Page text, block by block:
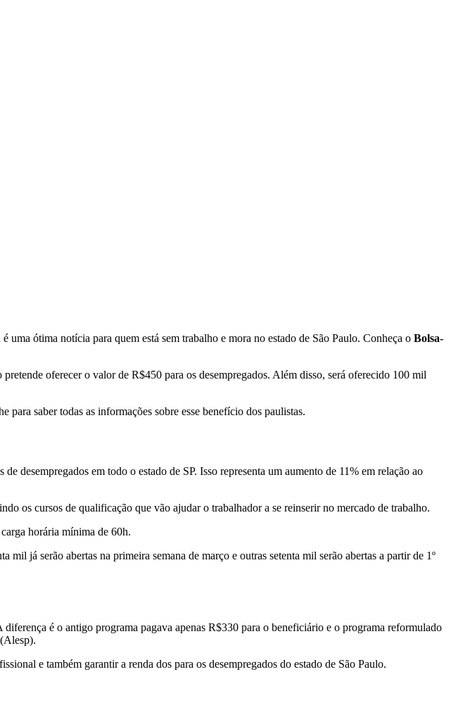
ótima notícia para quem está sem trabalho e mora no estado de São Paulo. Conheça o Bolsa-
oferecer o valor de R$450 para os desempregados. Além disso, será oferecido 100 mil
saber todas as informações sobre esse benefício dos paulistas.
desempregados em todo o estado de SP. Isso representa um aumento de 11% em relação ao
os cursos de qualificação que vão ajudar o trabalhador a se reinserir no mercado de trabalho.
horária mínima de 60h.
já serão abertas na primeira semana de março e outras setenta mil serão abertas a partir de 1º
é o antigo programa pagava apenas R$330 para o beneficiário e o programa reformulado
e também garantir a renda dos para os desempregados do estado de São Paulo.